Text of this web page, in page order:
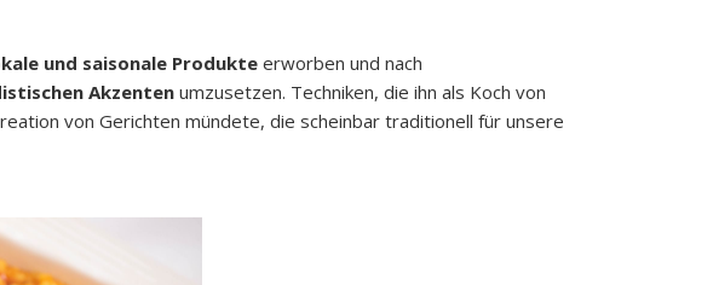
und saisonale Produkte erworben und nach
Akzenten umzusetzen. Techniken, die ihn als Koch von
von Gerichten mündete, die scheinbar traditionell für unsere